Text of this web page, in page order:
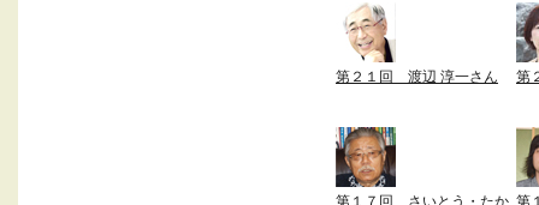
第２１回 渡辺 淳一さん 第
第１７回 さいとう・たか 第